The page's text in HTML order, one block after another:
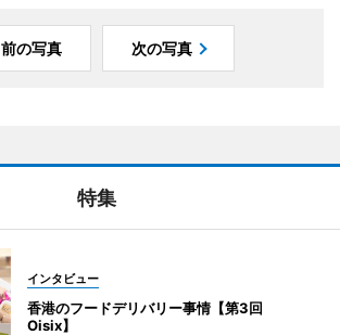
前の写真 次の写真
特集
インタビュー
香港のフードデリバリー事情【第3回
Oisix】